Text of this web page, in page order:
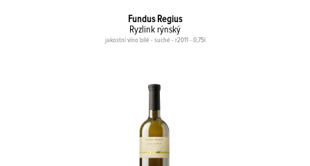
Fundus Regius
Ryzlink rýnský
jakostní víno bílé - suché - r2011 - 0,75l